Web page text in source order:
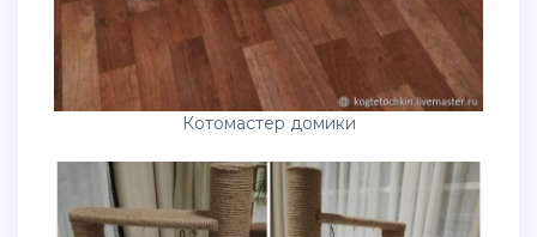
Котомастер домики